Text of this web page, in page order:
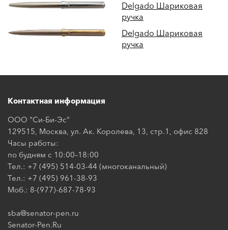
Delgado Шариковая
ручка
Delgado Шариковая
ручка
Контактная информация
ООО "Си-Би-Эс"
129515, Москва, ул. Ак. Королева, 13, стр.1, офис 828
Часы работы:
по будням с 10:00–18:00
Тел.: +7 (495) 514-03-44 (многоканальный)
Тел.: +7 (495) 961-38-93
Моб.: 8-(977)-687-78-93
sba@senator-pen.ru
Senator-Pen.Ru